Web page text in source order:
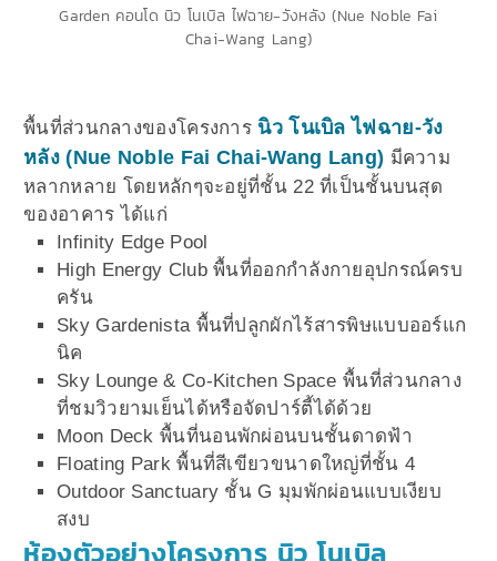
Garden คอนโด นิว โนเบิล ไฟฉาย-วังหลัง (Nue Noble Fai
Chai-Wang Lang)
พื้นที่ส่วนกลางของโครงการ นิว โนเบิล ไฟฉาย-วัง
หลัง (Nue Noble Fai Chai-Wang Lang) มีความ
หลากหลาย โดยหลักๆจะอยู่ที่ชั้น 22 ที่เป็นชั้นบนสุด
ของอาคาร ได้แก่
Infinity Edge Pool
High Energy Club พื้นที่ออกกำลังกายอุปกรณ์ครบ
ครัน
Sky Gardenista พื้นที่ปลูกผักไร้สารพิษแบบออร์แก
นิค
Sky Lounge & Co-Kitchen Space พื้นที่ส่วนกลาง
ที่ชมวิวยามเย็นได้หรือจัดปาร์ตี้ได้ด้วย
Moon Deck พื้นที่นอนพักผ่อนบนชั้นดาดฟ้า
Floating Park พื้นที่สีเขียวขนาดใหญ่ที่ชั้น 4
Outdoor Sanctuary ชั้น G มุมพักผ่อนแบบเงียบ
สงบ
ห้องตัวอย่างโครงการ นิว โนเบิล